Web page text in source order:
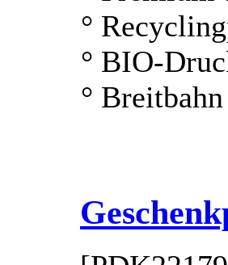
°
° BIO-
° Breitbahn